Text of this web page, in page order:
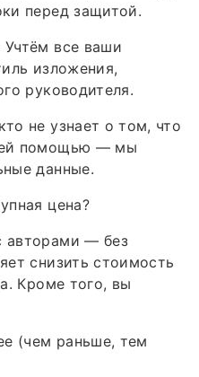
перед защитой.
все ваши
изложения,
руководителя.
не узнает о том, что
помощью — мы
данные.
цена?
авторами — без
снизить стоимость
Кроме того, вы
(чем раньше, тем